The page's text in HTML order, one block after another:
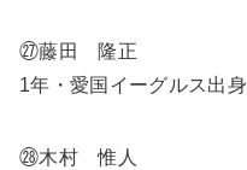
㉗藤田 隆正
1年・愛国イーグルス出身
㉘木村 惟人